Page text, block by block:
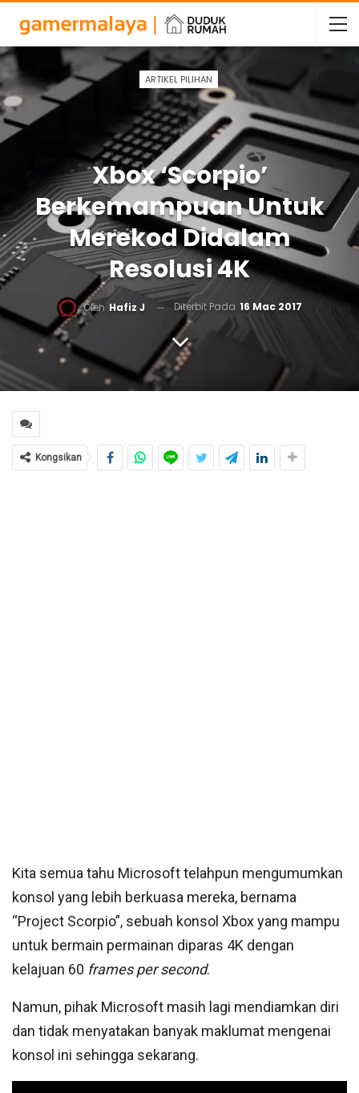
ARTIKEL PILIHAN
Xbox ‘Scorpio’
Berkemampuan Untuk
Merekod Didalam
Resolusi 4K
Oleh Hafiz J Diterbit Pada 16 Mac 2017
Kongsikan
Kita semua tahu Microsoft telahpun mengumumkan
konsol yang lebih berkuasa mereka, bernama
“Project Scorpio”, sebuah konsol Xbox yang mampu
untuk bermain permainan diparas 4K dengan
kelajuan 60 frames per second.
Namun, pihak Microsoft masih lagi mendiamkan diri
dan tidak menyatakan banyak maklumat mengenai
konsol ini sehingga sekarang.